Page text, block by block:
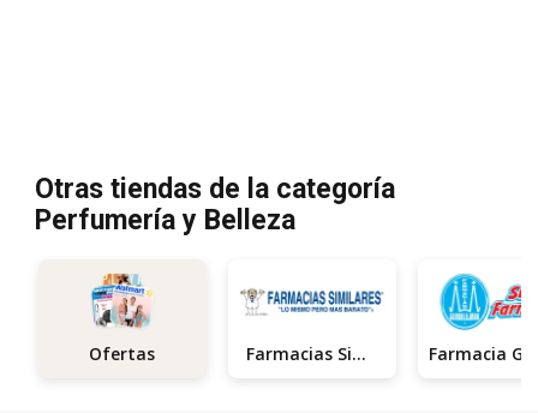
Otras tiendas de la categoría
Perfumería y Belleza
Ofertas Farmacias Similares